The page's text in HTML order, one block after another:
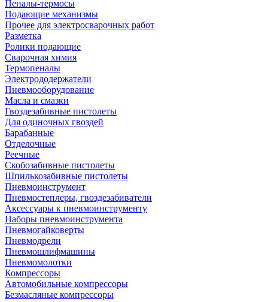
Пеналы-термосы
Подающие механизмы
Прочее для электросварочных работ
Разметка
Ролики подающие
Сварочная химия
Термопеналы
Электрододержатели
Пневмооборудование
Масла и смазки
Гвоздезабивные пистолеты
Для одиночных гвоздей
Барабанные
Отделочные
Реечные
Скобозабивные пистолеты
Шпилькозабивные пистолеты
Пневмоинструмент
Пневмостеплеры, гвоздезабиватели
Аксессуары к пневмоинструменту
Наборы пневмоинструмента
Пневмогайковерты
Пневмодрели
Пневмошлифмашины
Пневмомолотки
Компрессоры
Автомобильные компрессоры
Безмасляные компрессоры